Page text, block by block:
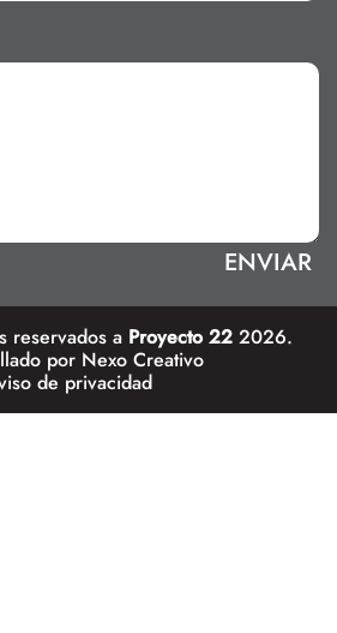
reservados a Proyecto 22 2026.
por Nexo Creativo
de privacidad